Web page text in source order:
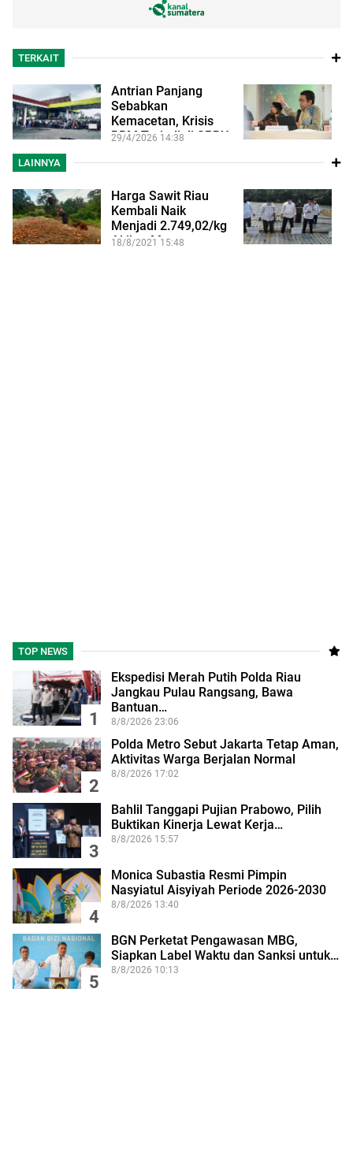
TERKAIT
Antrian Panjang
Sebabkan
Kemacetan, Krisis
BBM Terjadi di SPBU
29/4/2026 14:38
LAINNYA
Harga Sawit Riau
Kembali Naik
Menjadi 2.749,02/kg
Akibat Menguatnya…
18/8/2021 15:48
TOP NEWS
1
Ekspedisi Merah Putih Polda Riau
Jangkau Pulau Rangsang, Bawa
Bantuan…
8/8/2026 23:06
2
Polda Metro Sebut Jakarta Tetap Aman,
Aktivitas Warga Berjalan Normal
8/8/2026 17:02
3
Bahlil Tanggapi Pujian Prabowo, Pilih
Buktikan Kinerja Lewat Kerja…
8/8/2026 15:57
4
Monica Subastia Resmi Pimpin
Nasyiatul Aisyiyah Periode 2026-2030
8/8/2026 13:40
5
BGN Perketat Pengawasan MBG,
Siapkan Label Waktu dan Sanksi untuk…
8/8/2026 10:13